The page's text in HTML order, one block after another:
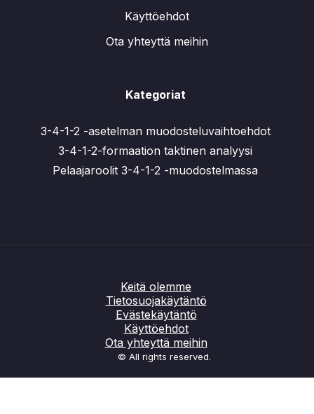
Käyttöehdot
Ota yhteyttä meihin
Kategoriat
3-4-1-2 -asetelman muodosteluvaihtoehdot
3-4-1-2-formaation taktinen analyysi
Pelaajaroolit 3-4-1-2 -muodostelmassa
Keitä olemme
Tietosuojakäytäntö
Evästekäytäntö
Käyttöehdot
Ota yhteyttä meihin
© All rights reserved.